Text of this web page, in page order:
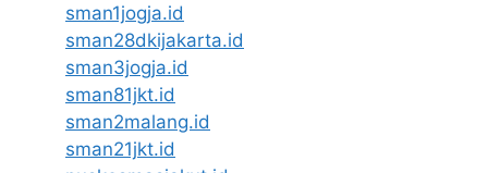
sman1jogja.id
sman28dkijakarta.id
sman3jogja.id
sman81jkt.id
sman2malang.id
sman21jkt.id